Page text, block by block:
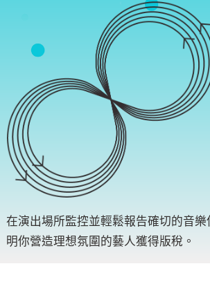
在演出場所監控並輕鬆報告確切的音
明你營造理想氛圍的藝人獲得版稅。